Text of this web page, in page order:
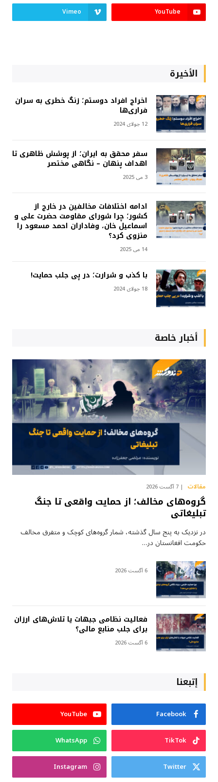
YouTube
Vimeo
الأخيرة
اخراج افراد دوستم؛ زنگ خطری به سران
فراری‌ها
12 جولای 2024
سفر محقق به ایران؛ از پوشش ظاهری تا
اهداف پنهان – نگاهی مختصر
3 می 2025
ادامه اختلافات مخالفین در خارج از
کشور؛ چرا شورای مقاومت حضرت علی و
اسماعیل خان، وفاداران احمد مسعود را
منزوی کرد؟
14 می 2025
با کذب و شرارت؛ در پی جلب حمایت!
18 جولای 2024
أخبار خاصة
مقالات 7 آگست 2026
گروه‌های مخالف؛ از حمایت واقعی تا جنگ
تبلیغاتی
در نزدیک به پنج سال گذشته، شمار گروه‌های کوچک و متفرق مخالف
حکومت افغانستان در…
6 آگست 2026
فعالیت نظامی جبهات یا تلاش‌های ارزان
برای جلب منابع مالی؟
6 آگست 2026
إتبعنا
Facebook
YouTube
TikTok
WhatsApp
Twitter
Instagram